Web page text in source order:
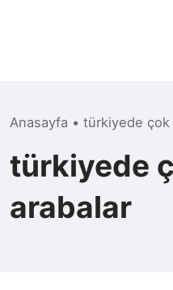
Anasayfa • türkiyede çok
türkiyede
arabalar